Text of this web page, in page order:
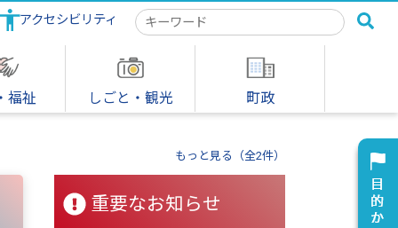
アクセシビリティ
検
索
キ
ー
ワ
ー
福祉 しごと・観光 町政
もっと見る（全2件）
重要なお知らせ